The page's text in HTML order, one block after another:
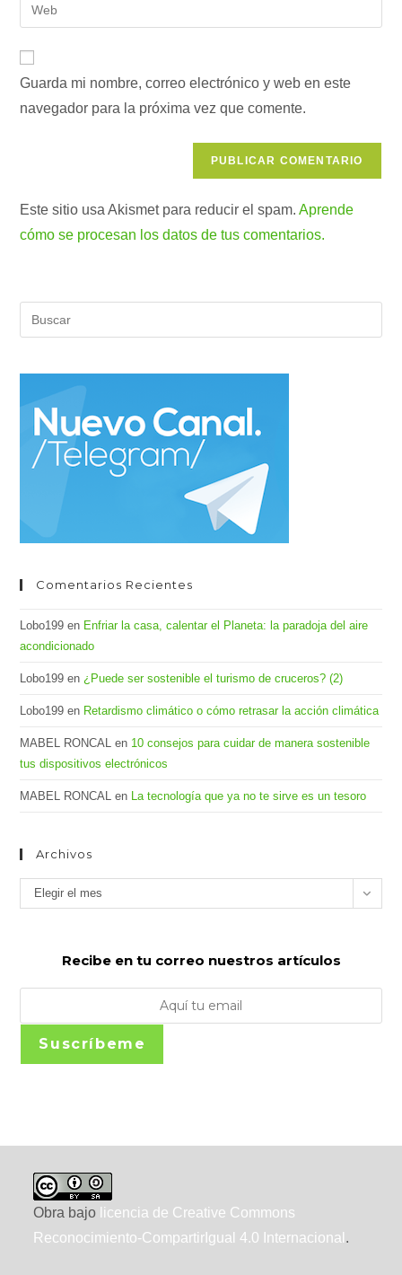
de
usuario
para
de
para
comentar
la
de
tu
web
Guarda mi nombre, correo electrónico y web en este
navegador para la próxima vez que comente.
Este sitio usa Akismet para reducir el spam.Aprende
cómo se procesan los datos de tus comentarios.
Comentarios Recientes
Lobo199 en Enfriar la casa, calentar el Planeta: la paradoja del aire
acondicionado
Lobo199 en¿Puede ser sostenible el turismo de cruceros? (2)
Lobo199 en Retardismo climático o cómo retrasar la acción climática
MABEL RONCAL en 10 consejos para cuidar de manera sostenible
tus dispositivos electrónicos
MABEL RONCAL en La tecnología que ya no te sirve es un tesoro
Archivos
Archivos
Elegir el mes
Recibe en tu correo nuestros artículos
Suscríbeme
Obra bajo licencia de Creative Commons
Reconocimiento-CompartirIgual 4.0 Internacional .